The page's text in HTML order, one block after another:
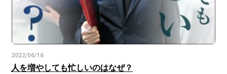
2022/06/16
人を増やしても忙しいのはなぜ？